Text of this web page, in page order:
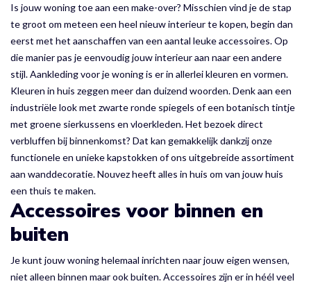
Is jouw woning toe aan een make-over? Misschien vind je de stap
te groot om meteen een heel nieuw interieur te kopen, begin dan
eerst met het aanschaffen van een aantal leuke accessoires. Op
die manier pas je eenvoudig jouw interieur aan naar een andere
stijl. Aankleding voor je woning is er in allerlei kleuren en vormen.
Kleuren in huis zeggen meer dan duizend woorden. Denk aan een
industriële look met zwarte ronde spiegels of een botanisch tintje
met groene sierkussens en vloerkleden. Het bezoek direct
verbluffen bij binnenkomst? Dat kan gemakkelijk dankzij onze
functionele en unieke kapstokken of ons uitgebreide assortiment
aan wanddecoratie. Nouvez heeft alles in huis om van jouw huis
een thuis te maken.
Accessoires voor binnen en
buiten
Je kunt jouw woning helemaal inrichten naar jouw eigen wensen,
niet alleen binnen maar ook buiten. Accessoires zijn er in héél veel